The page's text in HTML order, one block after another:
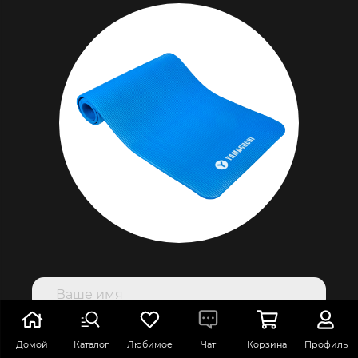
Домой Каталог Любимое Чат Корзина Профиль